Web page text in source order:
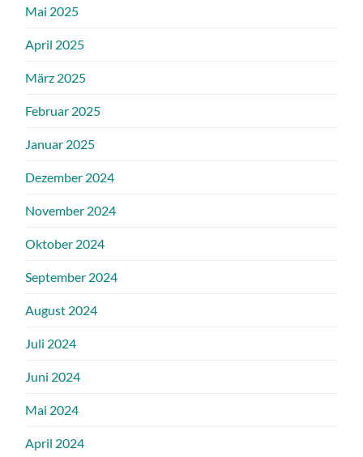
Mai 2025
April 2025
März 2025
Februar 2025
Januar 2025
Dezember 2024
November 2024
Oktober 2024
September 2024
August 2024
Juli 2024
Juni 2024
Mai 2024
April 2024